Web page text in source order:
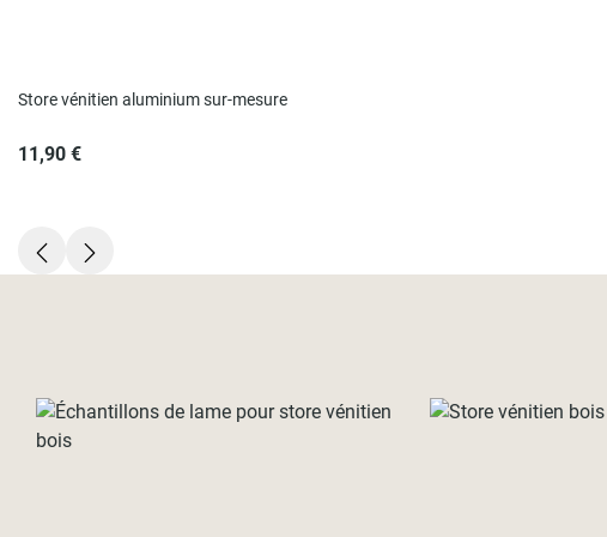
Store vénitien aluminium sur-mesure
11,90 €